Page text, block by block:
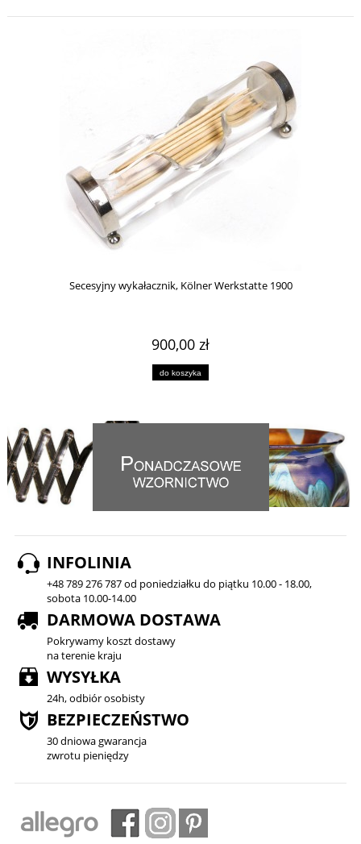
Secesyjny wykałacznik, Kölner Werkstatte 1900
900,00 zł
do koszyka
INFOLINIA
+48 789 276 787 od poniedziałku do piątku 10.00 - 18.00,
sobota 10.00-14.00
DARMOWA DOSTAWA
Pokrywamy koszt dostawy
na terenie kraju
WYSYŁKA
24h, odbiór osobisty
BEZPIECZEŃSTWO
30 dniowa gwarancja
zwrotu pieniędzy